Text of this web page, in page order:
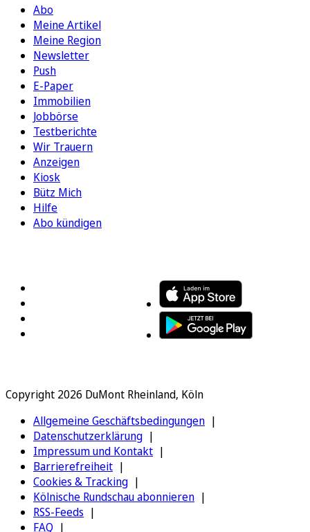
Abo
Meine Artikel
Meine Region
Newsletter
Push
E-Paper
Immobilien
Jobbörse
Testberichte
Wir Trauern
Anzeigen
Kiosk
Bütz Mich
Hilfe
Abo kündigen
Copyright 2026 DuMont Rheinland, Köln
Allgemeine Geschäftsbedingungen
Datenschutzerklärung
Impressum und Kontakt
Barrierefreiheit
Cookies & Tracking
Kölnische Rundschau abonnieren
RSS-Feeds
FAQ